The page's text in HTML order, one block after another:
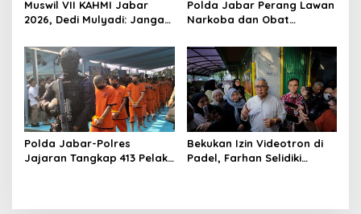
Muswil VII KAHMI Jabar
2026, Dedi Mulyadi: Jangan
Digital
Polda Jabar Perang Lawan
Narkoba dan Obat
Lintas Provinsi dan
Internasional
Polda Jabar-Polres
Jajaran Tangkap 413 Pelaku
Bekukan Izin Videotron di
Padel, Farhan Selidiki